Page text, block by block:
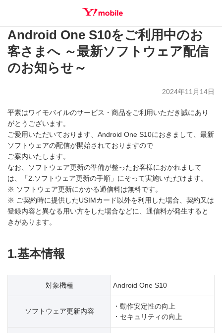
SEARCH
Android One S10をご利用中のお
客さまへ ～最新ソフトウェア配信
のお知らせ～
2024年11月14日
平素はワイモバイルのサービス・商品をご利用いただき誠にあり
がとうございます。
ご愛用いただいております、Android One S10におきまして、最新
ソフトウェアの配信が開始されておりますので
ご案内いたします。
なお、ソフトウェア更新の準備が整ったお客様におかれまして
は、「2.ソフトウェア更新の手順」にそって実施いただけます。
※ ソフトウェア更新にかかる通信料は無料です。
※ ご契約時に提供したUSIMカード以外を利用した場合、契約又は
登録内容と異なる用い方をした場合などに、通信料が発生すると
きがあります。
1.基本情報
対象機種 Android One S10
ソフトウェア更新内容
・動作安定性の向上
・セキュリティの向上